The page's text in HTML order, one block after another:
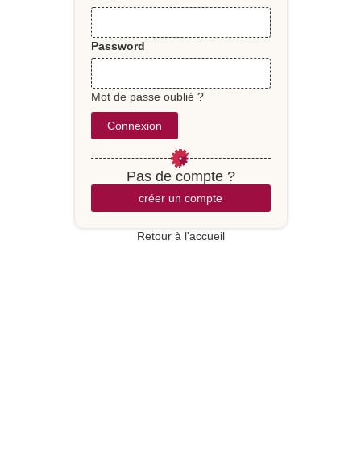
Password
Mot de passe oublié ?
Pas de compte ?
créer un compte
Retour à l'accueil